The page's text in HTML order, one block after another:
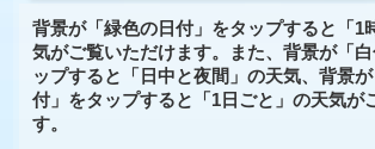
背景が「緑色の日付」をタップすると「1
気がご覧いただけます。また、背景が「
ップすると「日中と夜間」の天気、背景
付」をタップすると「1日ごと」の天気が
す。